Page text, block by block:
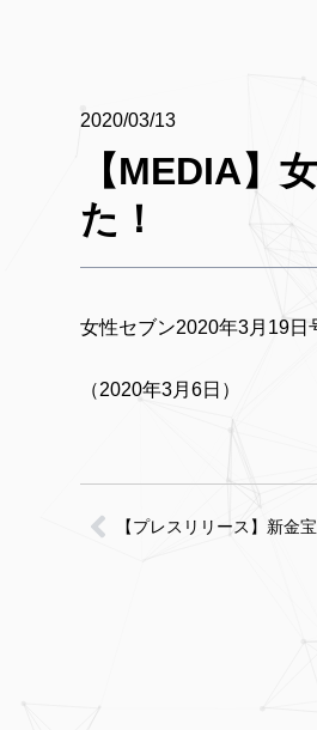
2020/03/13
【MEDIA】
た！
女性セブン2020年3月19日
（2020年3月6日）